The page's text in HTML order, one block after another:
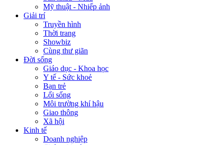
Mỹ thuật - Nhiếp ảnh
Giải trí
Truyền hình
Thời trang
Showbiz
Cùng thư giãn
Đời sống
Giáo dục - Khoa học
Y tế - Sức khoẻ
Bạn trẻ
Lối sống
Môi trường khí hậu
Giao thông
Xã hội
Kinh tế
Doanh nghiệp